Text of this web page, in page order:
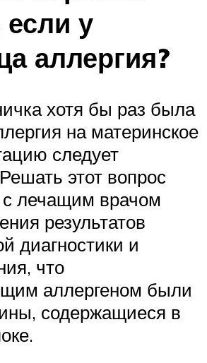
у
аллергия?
хотя бы раз была
на материнское
следует
этот вопрос
лечащим врачом
результатов
диагностики и
что
аллергеном были
содержащиеся в